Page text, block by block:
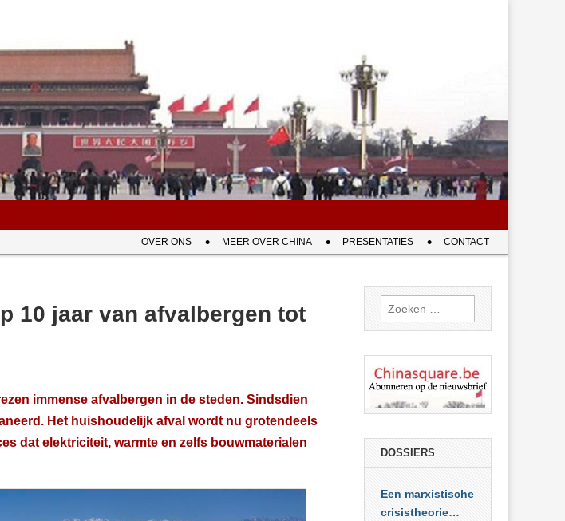
OVER ONS MEER OVER CHINA PRESENTATIES CONTACT
10 jaar van afvalbergen tot
immense afvalbergen in de steden. Sindsdien
Het huishoudelijk afval wordt nu grotendeels
dat elektriciteit, warmte en zelfs bouwmaterialen
Zoeken
naar:
DOSSIERS
Een marxistische
crisistheorie